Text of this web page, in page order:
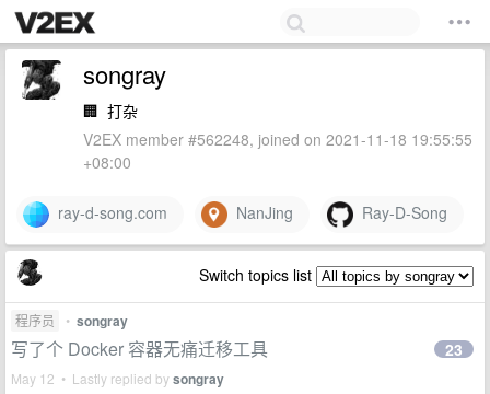
songray
🏢 打杂
V2EX member #562248, joined on 2021-11-18 19:55:55
+08:00
ray-d-song.com NanJing Ray-D-Song
Switch topics list
程序员 • songray
写了个 Docker 容器无痛迁移工具
May 12 • Lastly replied bysongray
23